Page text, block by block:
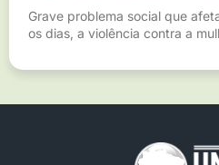
Grave problema social que
os dias, a violência contra a